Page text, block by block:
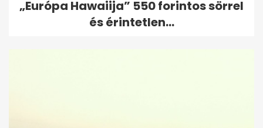
„Európa Hawaiija” 550 forintos sörrel
és érintetlen...